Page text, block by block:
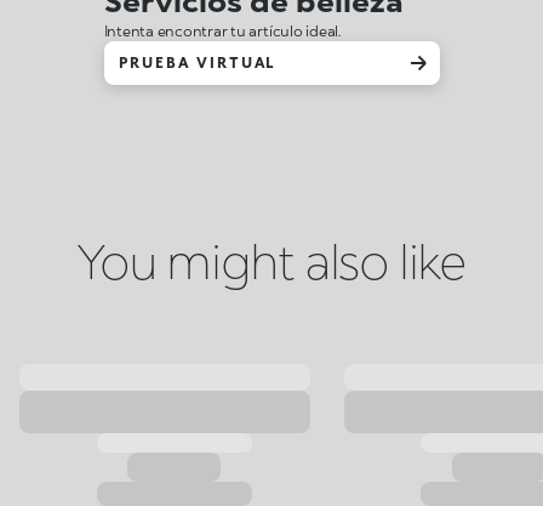
Intenta encontrar tu artículo ideal.
PRUEBA VIRTUAL
You might also like